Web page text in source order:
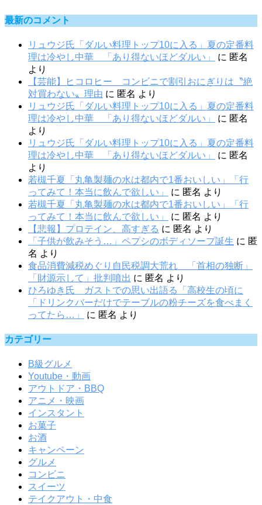
最新のコメント
リュウジ氏「ダルい料理トップ10に入る」夏の定番料
理は冷やし中華 「あり得ないほどダルい」
に 匿名
より
【芸能】ヒコロヒー コンビニで割引おにぎりは〝絶
対買わない〟理由 に 匿名 より
リュウジ氏「ダルい料理トップ10に入る」夏の定番料
理は冷やし中華 「あり得ないほどダルい」
に 匿名
より
リュウジ氏「ダルい料理トップ10に入る」夏の定番料
理は冷やし中華 「あり得ないほどダルい」
に 匿名
より
若槻千夏「丸亀製麺の水は都内で1番おいしい」「行
ってみて！本当に飲んで欲しい」
に 匿名 より
若槻千夏「丸亀製麺の水は都内で1番おいしい」「行
ってみて！本当に飲んで欲しい」
に 匿名 より
【悲報】プロテイン、高すぎる に 匿名 より
「子供が飲みそう…」ペプシのボディソープ誕生 に 匿
名 より
食品消費減税めぐり自民税調大荒れ 「首相の独断」
「財源示して」批判噴出 に 匿名 より
ひろゆき氏 ガストでの思い出語る「高校生の頃に
「ドリンクバーだけでテーブルの粉チーズを食べまく
ってたら…」
に 匿名 より
カテゴリー
B級グルメ
Youtube・動画
アウトドア・BBQ
アニメ・映画
インスタント
お菓子
お酒
キャンペーン
グルメ
コンビニ
スイーツ
テイクアウト・中食